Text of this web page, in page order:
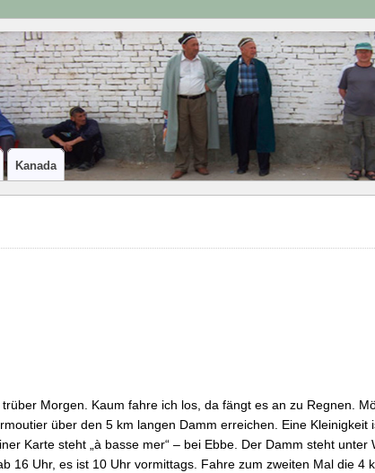
Kanada
trüber Morgen. Kaum fahre ich los, da fängt es an zu Regnen.
über den 5 km langen Damm erreichen. Eine Kleinigkeit
Karte steht „à basse mer“ – bei Ebbe. Der Damm steht unter
16 Uhr, es ist 10 Uhr vormittags. Fahre zum zweiten Mal die 4